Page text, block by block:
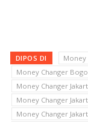
DIPOS DI Money
Money Changer
Money Changer
Money Changer
Money Changer